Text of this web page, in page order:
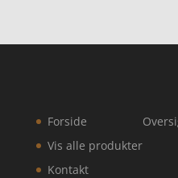
Forside
Vis alle produkter
Kontakt